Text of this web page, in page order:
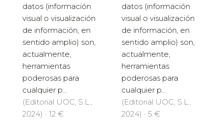
datos (información
visual o visualización
de información, en
sentido amplio) son,
actualmente,
herramientas
poderosas para
cualquier p...
(Editorial UOC, S.L.,
2024) · 12 €
datos (información
visual o visualización
de información, en
sentido amplio) son,
actualmente,
herramientas
poderosas para
cualquier p...
(Editorial UOC, S.L.,
2024) · 5 €